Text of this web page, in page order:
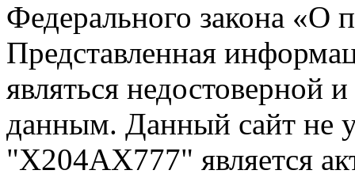
Федерального закона «О
Представленная
являться недостоверной
данным. Данный сайт не
"Х204АХ777" является